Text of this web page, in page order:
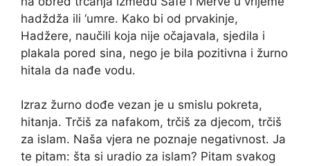
hadždža ili ‘umre. Kako bi od prvakinje,
Hadžere, naučili koja nije očajavala, sjedila i
plakala pored sina, nego je bila pozitivna i žurno
hitala da nađe vodu.
Izraz žurno dođe vezan je u smislu pokreta,
hitanja. Trčiš za nafakom, trčiš za djecom, trčiš
za islam. Naša vjera ne poznaje negativnost. Ja
te pitam: šta si uradio za islam? Pitam svakog